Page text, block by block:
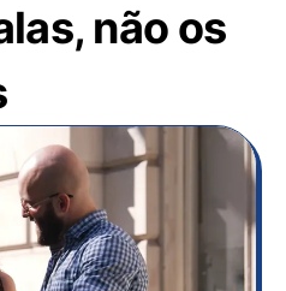
não os